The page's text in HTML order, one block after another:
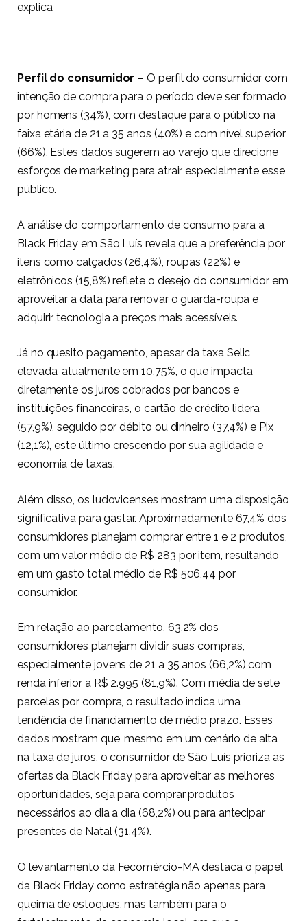
explica.
Perfil do consumidor –O perfil do consumidor com
intenção de compra para o período deve ser formado
por homens (34%), com destaque para o público na
faixa etária de 21 a 35 anos (40%) e com nível superior
(66%). Estes dados sugerem ao varejo que direcione
esforços de marketing para atrair especialmente esse
público.
A análise do comportamento de consumo para a
Black Friday em São Luís revela que a preferência por
itens como calçados (26,4%), roupas (22%) e
eletrônicos (15,8%) reflete o desejo do consumidor em
aproveitar a data para renovar o guarda-roupa e
adquirir tecnologia a preços mais acessíveis.
Já no quesito pagamento, apesar da taxa Selic
elevada, atualmente em 10,75%, o que impacta
diretamente os juros cobrados por bancos e
instituições financeiras, o cartão de crédito lidera
(57,9%), seguido por débito ou dinheiro (37,4%) e Pix
(12,1%), este último crescendo por sua agilidade e
economia de taxas.
Além disso, os ludovicenses mostram uma disposição
significativa para gastar. Aproximadamente 67,4% dos
consumidores planejam comprar entre 1 e 2 produtos,
com um valor médio de R$ 283 por item, resultando
em um gasto total médio de R$ 506,44 por
consumidor.
Em relação ao parcelamento, 63,2% dos
consumidores planejam dividir suas compras,
especialmente jovens de 21 a 35 anos (66,2%) com
renda inferior a R$ 2.995 (81,9%). Com média de sete
parcelas por compra, o resultado indica uma
tendência de financiamento de médio prazo. Esses
dados mostram que, mesmo em um cenário de alta
na taxa de juros, o consumidor de São Luís prioriza as
ofertas da Black Friday para aproveitar as melhores
oportunidades, seja para comprar produtos
necessários ao dia a dia (68,2%) ou para antecipar
presentes de Natal (31,4%).
O levantamento da Fecomércio-MA destaca o papel
da Black Friday como estratégia não apenas para
queima de estoques, mas também para o